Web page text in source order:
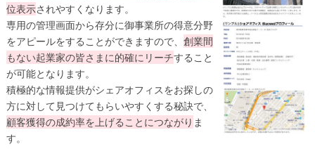
位表示されやすくなります。
専用の管理画面から存分に御事業所の得意分野
をアピールをすることができますので、 創業間
もない起業家の皆さまに的確にリーチすること
が可能となります。
積極的な情報提供がシェアオフィスをお探しの
方に対して見つけてもらいやすくする秘訣で、
顧客獲得の成約率を上げることにつながり ま
す。